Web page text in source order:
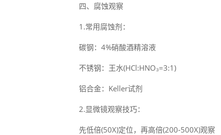
四、腐蚀观察
1.常用腐蚀剂：
碳钢：4%硝酸酒精溶液
不锈钢：王水(HCl:HNO₃=3:1)
铝合金：Keller试剂
2.显微镜观察技巧：
先低倍(50X)定位，再高倍(200-500X)观察